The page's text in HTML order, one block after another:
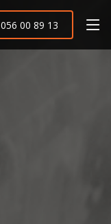
056 00 89 13